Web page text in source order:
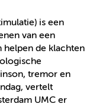
is een
van een
helpen de klachten
tremor en
vertelt
UMC er